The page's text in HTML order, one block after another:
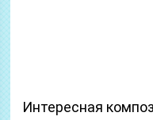
Интересная